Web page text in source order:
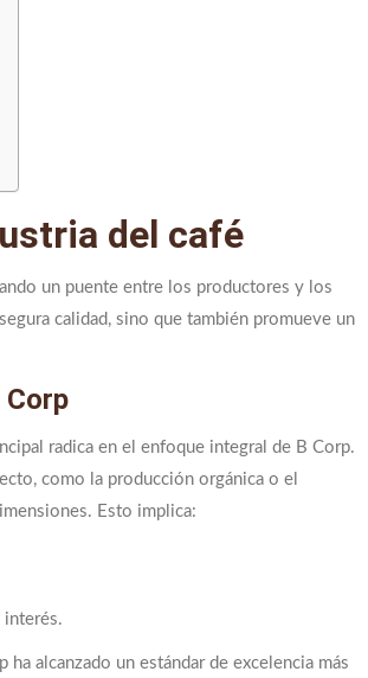
del café
un puente entre los productores y los
calidad, sino que también promueve un
radica en el enfoque integral de B Corp.
como la producción orgánica o el
Esto implica:
interés.
alcanzado un estándar de excelencia más